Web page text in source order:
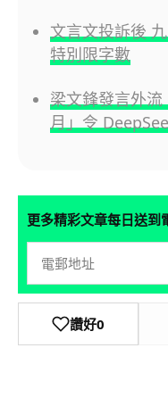
文言文投訴後
特別限字數
梁文鋒發言外
月」令
更多精彩文章每日送到
讚好0